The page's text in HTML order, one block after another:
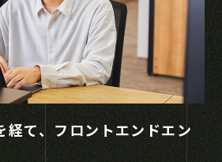
経て、フロントエンドエン